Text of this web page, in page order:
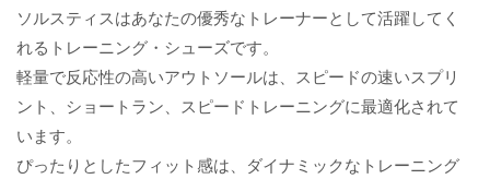
ソルスティスはあなたの優秀なトレーナーとして活躍してく
れるトレーニング・シューズです。
軽量で反応性の高いアウトソールは、スピードの速いスプリ
ント、ショートラン、スピードトレーニングに最適化されて
います。
ぴったりとしたフィット感は、ダイナミックなトレーニング